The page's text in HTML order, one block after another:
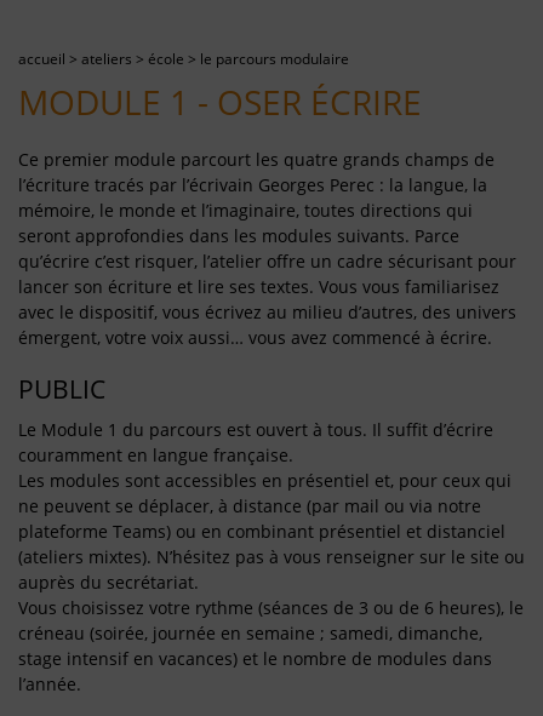
accueil > ateliers > école > le parcours modulaire
MODULE 1 - OSER ÉCRIRE
Ce premier module parcourt les quatre grands champs de
l’écriture tracés par l’écrivain Georges Perec : la langue, la
mémoire, le monde et l’imaginaire, toutes directions qui
seront approfondies dans les modules suivants. Parce
qu’écrire c’est risquer, l’atelier offre un cadre sécurisant pour
lancer son écriture et lire ses textes. Vous vous familiarisez
avec le dispositif, vous écrivez au milieu d’autres, des univers
émergent, votre voix aussi… vous avez commencé à écrire.
PUBLIC
Le Module 1 du parcours est ouvert à tous. Il suffit d’écrire
couramment en langue française.
Les modules sont accessibles en présentiel et, pour ceux qui
ne peuvent se déplacer, à distance (par mail ou via notre
plateforme Teams) ou en combinant présentiel et distanciel
(ateliers mixtes). N’hésitez pas à vous renseigner sur le site ou
auprès du secrétariat.
Vous choisissez votre rythme (séances de 3 ou de 6 heures), le
créneau (soirée, journée en semaine ; samedi, dimanche,
stage intensif en vacances) et le nombre de modules dans
l’année.